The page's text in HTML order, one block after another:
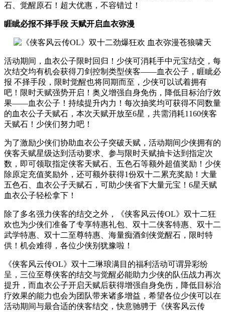
石、觉醒原石！超大优惠，不容错过！
睚眦必报不择手段 天赋开启血衣弥漫
活动期间，血衣公子限时回归！少侠可消耗手中元宝结交，每
次结交均有机会获得刀剑控制类型侠客——血衣公子，睚眦必
报 不择手段，限时觉醒也将同期而至，少侠可以试着拥有
吧！限时天赋强势开启！奥义增强自身免伤，降低目标治疗效
果——血衣公子！持续提升内力！每次抽奖均可获得不同数量
的血衣公子天赋石，本次天赋开放至6星，共需消耗1160侠客
天赋石！少侠们努力吧！
为了激励少侠们协助血衣公子突破天赋，活动期间少侠拥有的
侠客天赋星级达到活动要求、参与限时天赋抽卡达到指定次
数，即可领取指定侠客天赋石、五色石等额外超值奖励！少侠
除原定充值奖励外，还可额外获得1份双十二累充奖励！大量
五色石、血衣公子天赋石，可助少侠省下大量元宝！6星天赋
血衣公子轻松拿下！
除了多名强力侠客的结交之外，《侠客风云传OL》双十二狂
欢也为少侠们准备了专享特惠礼包、双十二侠客特惠、双十二
武学特惠、双十二至尊特惠、海量痴酒剑侠觉醒石，限时特
供！机会难得，各位少侠别犹豫啦！
《侠客风云传OL》双十二琳琅满目的福利活动可谓异彩纷
呈，三位至尊侠客的结交与觉醒必能助力少侠的队伍战力再次
提升，而血衣公子开启天赋后获得增强自身免伤，降低目标治
疗效果的能力也会为团队带来诸多增益，希望各位少侠可以在
活动期间与最合适的侠客结交，快意驰骋于《侠客风云传